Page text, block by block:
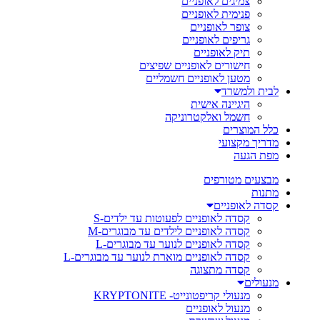
פנימית לאופניים
צופר לאופניים
גריפים לאופניים
תיק לאופניים
חישורים לאופניים שפיצים
מטען לאופניים חשמליים
לבית ולמשרד
היגיינה אישית
חשמל ואלקטרוניקה
כלל המוצרים
מדריך מקצועי
מפת הגעה
מבצעים מטורפים
מתנות
קסדה לאופניים
קסדה לאופניים לפעוטות עד ילדים-S
קסדה לאופניים לילדים עד מבוגרים-M
קסדה לאופניים לנוער עד מבוגרים-L
קסדה לאופניים מוארת לנוער עד מבוגרים-L
קסדה מתצוגה
מנעולים
מנעולי קריפטונייט- KRYPTONITE
מנעול לאופניים